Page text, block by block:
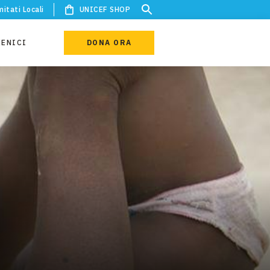
Locali UNICEF SHOP
DONA ORA